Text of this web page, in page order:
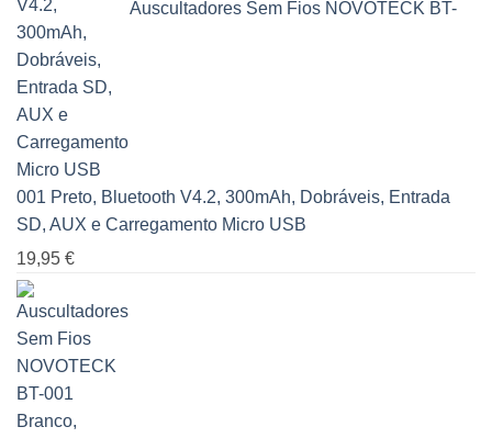
Auscultadores Sem Fios NOVOTECK BT-
001 Preto, Bluetooth V4.2, 300mAh, Dobráveis, Entrada
SD, AUX e Carregamento Micro USB
19,95 €